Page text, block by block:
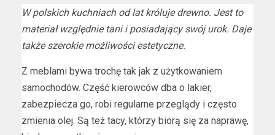
W polskich kuchniach od lat króluje drewno. Jest to
materiał względnie tani i posiadający swój urok. Daje
także szerokie możliwości estetyczne.
Z meblami bywa trochę tak jak z użytkowaniem
samochodów. Część kierowców dba o lakier,
zabezpiecza go, robi regularne przeglądy i często
zmienia olej. Są też tacy, którzy biorą się za naprawę,